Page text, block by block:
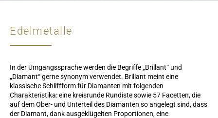
Edelmetalle
In der Umgangssprache werden die Begriffe „Brillant“ und
„Diamant“ gerne synonym verwendet. Brillant meint eine
klassische Schliffform für Diamanten mit folgenden
Charakteristika: eine kreisrunde Rundiste sowie 57 Facetten, die
auf dem Ober- und Unterteil des Diamanten so angelegt sind, dass
der Diamant, dank ausgeklügelten Proportionen, eine